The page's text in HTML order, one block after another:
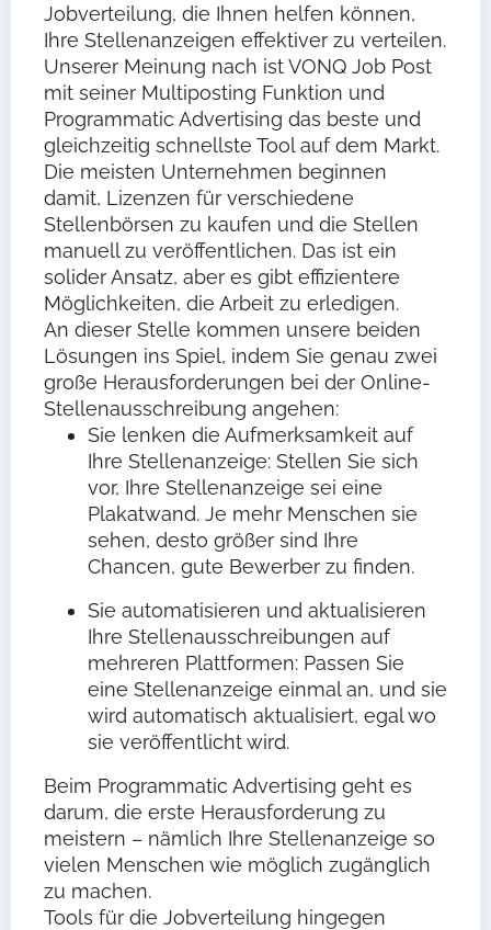
Jobverteilung, die Ihnen helfen können,
Ihre Stellenanzeigen effektiver zu verteilen.
Unserer Meinung nach ist VONQ Job Post
mit seiner Multiposting Funktion und
Programmatic Advertising das beste und
gleichzeitig schnellste Tool auf dem Markt.
Die meisten Unternehmen beginnen
damit, Lizenzen für verschiedene
Stellenbörsen zu kaufen und die Stellen
manuell zu veröffentlichen. Das ist ein
solider Ansatz, aber es gibt effizientere
Möglichkeiten, die Arbeit zu erledigen.
An dieser Stelle kommen unsere beiden
Lösungen ins Spiel, indem Sie genau zwei
große Herausforderungen bei der Online-
Stellenausschreibung angehen:
Sie lenken die Aufmerksamkeit auf
Ihre Stellenanzeige: Stellen Sie sich
vor, Ihre Stellenanzeige sei eine
Plakatwand. Je mehr Menschen sie
sehen, desto größer sind Ihre
Chancen, gute Bewerber zu finden.
Sie automatisieren und aktualisieren
Ihre Stellenausschreibungen auf
mehreren Plattformen: Passen Sie
eine Stellenanzeige einmal an, und sie
wird automatisch aktualisiert, egal wo
sie veröffentlicht wird.
Beim Programmatic Advertising geht es
darum, die erste Herausforderung zu
meistern – nämlich Ihre Stellenanzeige so
vielen Menschen wie möglich zugänglich
zu machen.
Tools für die Jobverteilung hingegen